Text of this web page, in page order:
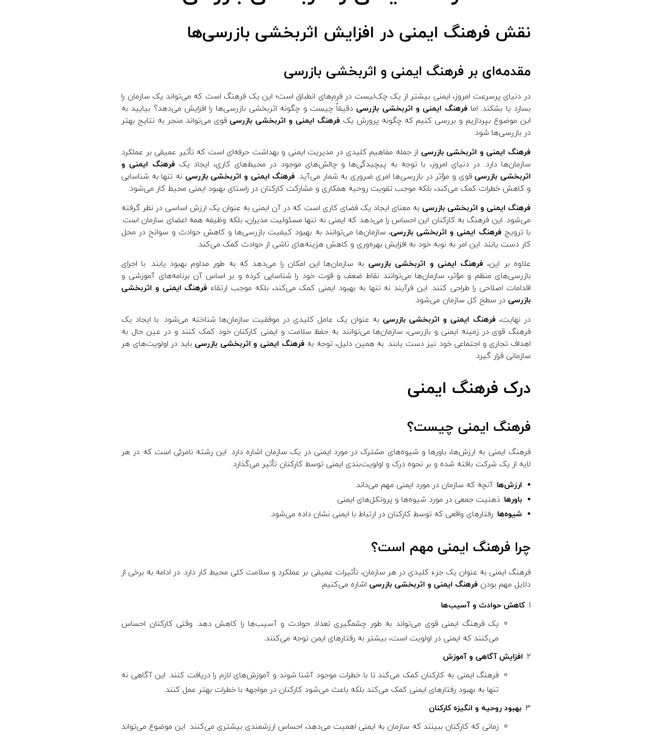
ی
ز
ر
س
ی
نقش فرهنگ ایمنی در افزایش اثربخشی بازرسی‌ها
مقدمه‌ای بر فرهنگ ایمنی و اثربخشی بازرسی
در دنیای پرسرعت امروز، ایمنی بیشتر از یک چک‌لیست در فرم‌های انطباق است؛ این یک فرهنگ است که می‌تواند یک سازمان را
بسازد یا بشکند. اما فرهنگ ایمنی و اثربخشی بازرسی دقیقاً چیست و چگونه اثربخشی بازرسی‌ها را افزایش می‌دهد؟ بیایید به
این موضوع بپردازیم و بررسی کنیم که چگونه پرورش یک فرهنگ ایمنی و اثربخشی بازرسی قوی می‌تواند منجر به نتایج بهتر
در بازرسی‌ها شود.
فرهنگ ایمنی و اثربخشی بازرسی از جمله مفاهیم کلیدی در مدیریت ایمنی و بهداشت حرفه‌ای است که تأثیر عمیقی بر عملکرد
سازمان‌ها دارد. در دنیای امروز، با توجه به پیچیدگی‌ها و چالش‌های موجود در محیط‌های کاری، ایجاد یک فرهنگ ایمنی و
اثربخشی بازرسی قوی و مؤثر در بازرسی‌ها امری ضروری به شمار می‌آید. فرهنگ ایمنی و اثربخشی بازرسی نه تنها به شناسایی
و کاهش خطرات کمک می‌کند، بلکه موجب تقویت روحیه همکاری و مشارکت کارکنان در راستای بهبود ایمنی محیط کار می‌شود.
فرهنگ ایمنی و اثربخشی بازرسی به معنای ایجاد یک فضای کاری است که در آن ایمنی به عنوان یک ارزش اساسی در نظر گرفته
می‌شود. این فرهنگ به کارکنان این احساس را می‌دهد که ایمنی نه تنها مسئولیت مدیران، بلکه وظیفه همه اعضای سازمان است.
با ترویج فرهنگ ایمنی و اثربخشی بازرسی، سازمان‌ها می‌توانند به بهبود کیفیت بازرسی‌ها و کاهش حوادث و سوانح در محل
کار دست یابند. این امر به نوبه خود به افزایش بهره‌وری و کاهش هزینه‌های ناشی از حوادث کمک می‌کند.
علاوه بر این، فرهنگ ایمنی و اثربخشی بازرسی به سازمان‌ها این امکان را می‌دهد که به طور مداوم بهبود یابند. با اجرای
بازرسی‌های منظم و مؤثر، سازمان‌ها می‌توانند نقاط ضعف و قوت خود را شناسایی کرده و بر اساس آن برنامه‌های آموزشی و
اقدامات اصلاحی را طراحی کنند. این فرآیند نه تنها به بهبود ایمنی کمک می‌کند، بلکه موجب ارتقاء فرهنگ ایمنی و اثربخشی
بازرسی در سطح کل سازمان می‌شود.
در نهایت، فرهنگ ایمنی و اثربخشی بازرسی به عنوان یک عامل کلیدی در موفقیت سازمان‌ها شناخته می‌شود. با ایجاد یک
فرهنگ قوی در زمینه ایمنی و بازرسی، سازمان‌ها می‌توانند به حفظ سلامت و ایمنی کارکنان خود کمک کنند و در عین حال به
اهداف تجاری و اجتماعی خود نیز دست یابند. به همین دلیل، توجه به فرهنگ ایمنی و اثربخشی بازرسی باید در اولویت‌های هر
سازمانی قرار گیرد.
درک فرهنگ ایمنی
فرهنگ ایمنی چیست؟
فرهنگ ایمنی به ارزش‌ها، باورها و شیوه‌های مشترک در مورد ایمنی در یک سازمان اشاره دارد. این رشته نامرئی است که در هر
لایه از یک شرکت بافته شده و بر نحوه درک و اولویت‌بندی ایمنی توسط کارکنان تأثیر می‌گذارد.
ارزش‌ها: آنچه که سازمان در مورد ایمنی مهم می‌داند.
باورها: ذهنیت جمعی در مورد شیوه‌ها و پروتکل‌های ایمنی.
شیوه‌ها: رفتارهای واقعی که توسط کارکنان در ارتباط با ایمنی نشان داده می‌شود.
چرا فرهنگ ایمنی مهم است؟
فرهنگ ایمنی به عنوان یک جزء کلیدی در هر سازمان، تأثیرات عمیقی بر عملکرد و سلامت کلی محیط کار دارد. در ادامه به برخی از
دلایل مهم بودن فرهنگ ایمنی و اثربخشی بازرسی اشاره می‌کنیم:
کاهش حوادث و آسیب‌ها
یک فرهنگ ایمنی قوی می‌تواند به طور چشمگیری تعداد حوادث و آسیب‌ها را کاهش دهد. وقتی کارکنان احساس
می‌کنند که ایمنی در اولویت است، بیشتر به رفتارهای ایمن توجه می‌کنند.
افزایش آگاهی و آموزش
فرهنگ ایمنی به کارکنان کمک می‌کند تا با خطرات موجود آشنا شوند و آموزش‌های لازم را دریافت کنند. این آگاهی نه
تنها به بهبود رفتارهای ایمنی کمک می‌کند بلکه باعث می‌شود کارکنان در مواجهه با خطرات بهتر عمل کنند.
بهبود روحیه و انگیزه کارکنان
زمانی که کارکنان ببینند که سازمان به ایمنی اهمیت می‌دهد، احساس ارزشمندی بیشتری می‌کنند. این موضوع می‌تواند